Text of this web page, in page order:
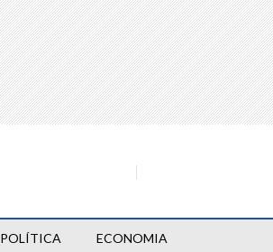
POLÍTICA ECONOMIA